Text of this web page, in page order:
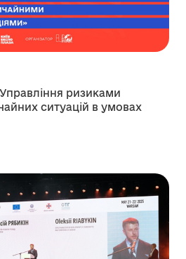
ризиками
ситуацій в умовах